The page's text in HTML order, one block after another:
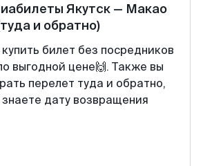
Якутск— Макао
и обратно)
билет без посредников
выгодной цене🙌. Также вы
перелет туда и обратно,
дату возвращения